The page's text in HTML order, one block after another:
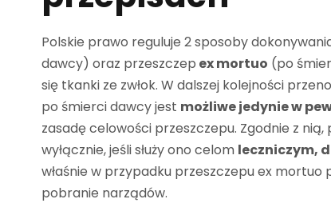
Polskie prawo reguluje 2 sposoby
dawcy) oraz przeszczep ex mortuo (po
się tkanki ze zwłok. W dalszej kolejności
po śmierci dawcy jest możliwe jedynie w
zasadę celowości przeszczepu. Zgodnie z
wyłącznie, jeśli służy ono celom leczniczym,
właśnie w przypadku przeszczepu ex
pobranie narządów.